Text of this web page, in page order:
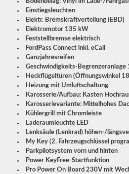
Einstiegsleuchten
Elektr. Bremskraftverteilung (EBD)
Elektromotor 135 kW
Feststellbremse elektrisch
FordPass Connect inkl. eCall
Ganzjahresreifen
Geschwindigkeits-
Heckflügeltüren (Öffnungswinkel
Heizung mit Umluftschaltung
Karosserie/Aufbau: Kasten
Karosserievariante: Mittelhohes
Kühlergrill mit Chromleiste
Laderaumleuchte LED
Lenksäule (Lenkrad) höhen-/
My Key (2. Fahrzeugschlüssel
Parkpilotsystem vorn und hinten
Power KeyFree-Startfunktion
Pro Power On Board 230V mit